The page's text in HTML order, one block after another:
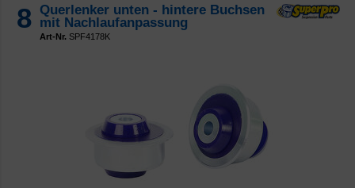
8 Querlenker unten - hintere Buchsen
mit Nachlaufanpassung
Art-Nr. SPF4178K